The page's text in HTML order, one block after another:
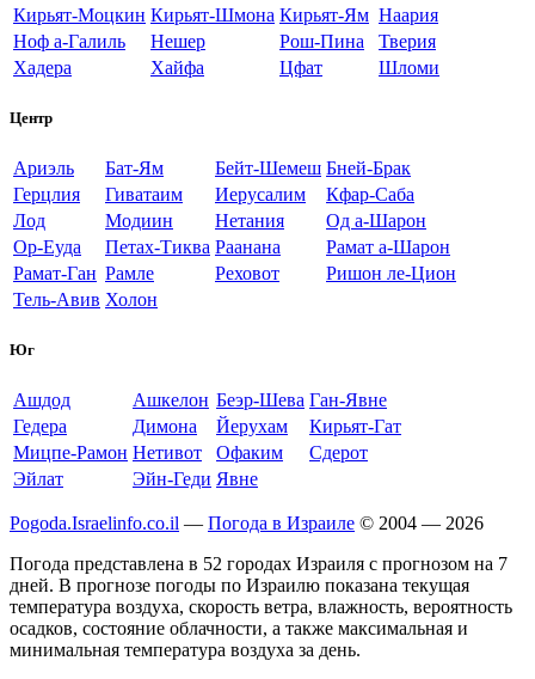
Кирьят-Моцкин Кирьят-Шмона Кирьят-Ям Наария
Ноф а-Галиль
Нешер Рош-Пина
Тверия
Хадера
Хайфа Цфат Шломи
Центр
Ариэль Бат-Ям Бейт-Шемеш Бней-Брак
Герцлия
Гиватаим Иерусалим
Кфар-Саба
Лод
Модиин Нетания
Од а-Шарон
Ор-Еуда
Петах-Тиква Раанана
Рамат а-Шарон
Рамат-Ган Рамле Реховот
Ришон ле-Цион
Тель-Авив Холон
Юг
Ашдод Ашкелон Беэр-Шева Ган-Явне
Гедера
Димона Йерухам
Кирьят-Гат
Мицпе-Рамон Нетивот Офаким
Сдерот
Эйлат
Эйн-Геди Явне
Pogoda.Israelinfo.co.il — Погода в Израиле © 2004 — 2026
Погода представлена в 52 городах Израиля с прогнозом на 7
дней. В прогнозе погоды по Израилю показана текущая
температура воздуха, скорость ветра, влажность, вероятность
осадков, состояние облачности, а также максимальная и
минимальная температура воздуха за день.